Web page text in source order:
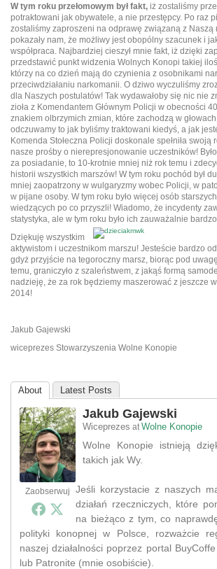
W tym roku przełomowym był fakt, iż zostaliśmy
potraktowani jak obywatele, a nie przestępcy. Po raz
zostaliśmy zaproszeni na odprawę związaną z Naszą
pokazały nam, że możliwy jest obopólny szacunek i
współpraca. Najbardziej cieszył mnie fakt, iż dzięki
przedstawić punkt widzenia Wolnych Konopi takiej
którzy na co dzień mają do czynienia z osobnikami
przeciwdziałaniu narkomanii. O dziwo wyczuliśmy
dla Naszych postulatów! Tak wydawałoby się nic nie
zioła z Komendantem Głównym Policji w obecności
znakiem olbrzymich zmian, które zachodzą w
odczuwamy to jak byliśmy traktowani kiedyś, a jak
Komenda Stołeczna Policji doskonale spełniła swoją
nasze prośby o nierepresjonowanie uczestników!
za posiadanie, to 10-krotnie mniej niż rok temu i
historii wszystkich marszów! W tym roku pochód był
mniej zaopatrzony w wulgaryzmy wobec Policji, w
w pijane osoby. W tym roku było więcej osób
wiedzących po co przyszli! Wiadomo, że incydenty
statystyka, ale w tym roku było ich zauważalnie bardzo
Dziękuję wszystkim
aktywistom i uczestnikom marszu! Jesteście bardzo
gdyż przyjście na tegoroczny marsz, biorąc pod
temu, graniczyło z szaleństwem, z jakąś formą
nadzieję, że za rok będziemy maszerować z jeszcze
2014!
Jakub Gajewski
wiceprezes Stowarzyszenia Wolne Konopie
About Latest Posts
Zaobserwuj
Jakub Gajewski
Wiceprezes at Wolne Konopie
Wolne Konopie istnieją
takich jak Wy.
Jeśli korzystacie z naszych
działań rzeczniczych, które
na bieżąco z tym, co
polityki konopnej w Polsce, rozważcie
naszej działalności poprzez portal
lub Patronite (mnie osobiście).